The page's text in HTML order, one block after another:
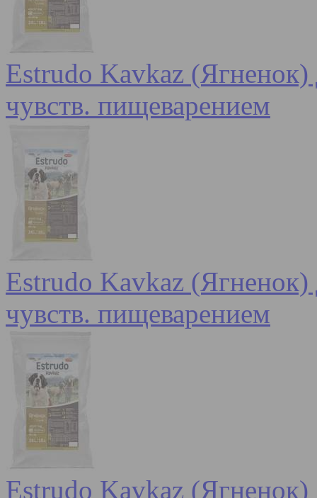
Estrudo Kavkaz (Ягненок)
чувств. пищеварением
Estrudo Kavkaz (Ягненок)
чувств. пищеварением
Estrudo Kavkaz (Ягненок)